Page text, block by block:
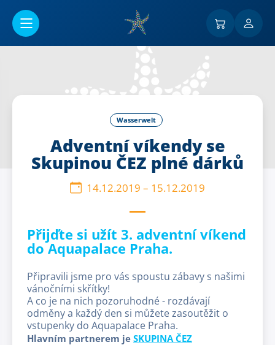
Wasserwelt
Adventní víkendy se
Skupinou ČEZ plné dárků
14.12.2019 – 15.12.2019
Přijďte si užít 3. adventní víkend
do Aquapalace Praha.
Připravili jsme pro vás spoustu zábavy s našimi
vánočními skřítky!
A co je na nich pozoruhodné - rozdávají
odměny a každý den si můžete zasoutěžit o
vstupenky do Aquapalace Praha.
Hlavním partnerem je SKUPINA ČEZ